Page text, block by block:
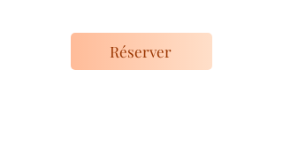
Réserver